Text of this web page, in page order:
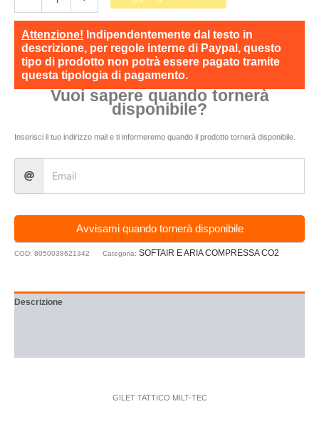
Attenzione! Indipendentemente dal testo in
descrizione, per regole interne di Paypal, questo
tipo di prodotto non potrà essere pagato tramite
questa tipologia di pagamento.
Vuoi sapere quando tornerà
disponibile?
Inserisci il tuo indirizzo mail e ti informeremo quando il prodotto tornerà disponibile.
Avvisami quando tornerà disponibile
COD: 8050038621342 Categoria: SOFTAIR E ARIA COMPRESSA CO2
Descrizione
GILET TATTICO MILT-TEC